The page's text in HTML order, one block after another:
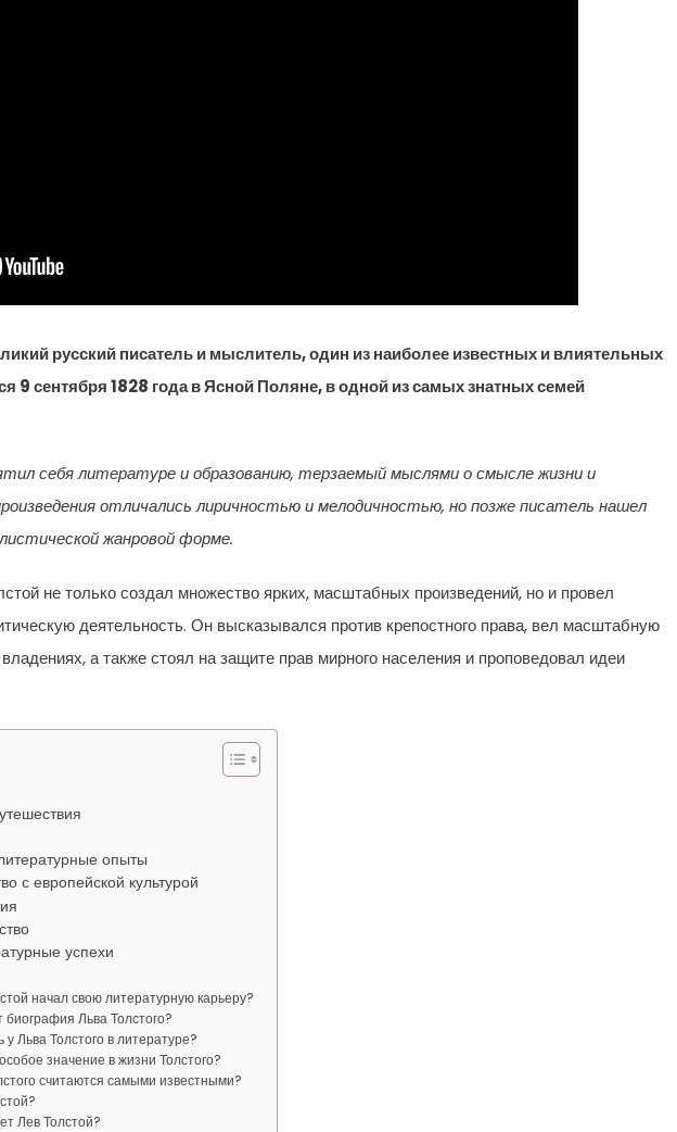
русский писатель и мыслитель, один из наиболее известных и влиятельных
9 сентября 1828 года в Ясной Поляне, в одной из самых знатных семей
себя литературе и образованию, терзаемый мыслями о смысле жизни и
отличались лиричностью и мелодичностью, но позже писатель нашел
жанровой форме.
не только создал множество ярких, масштабных произведений, но и провел
деятельность. Он высказывался против крепостного права, вел масштабную
а также стоял на защите прав мирного населения и проповедовал идеи
опыты
с европейской культурой
успехи
начал свою литературную карьеру?
биография Льва Толстого?
Льва Толстого в литературе?
значение в жизни Толстого?
считаются самыми известными?
Лев Толстой?